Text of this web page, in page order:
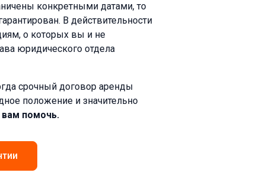
конкретными датами, то
В действительности
о которых вы и не
юридического отдела
срочный договор аренды
положение и значительно
вам помочь.